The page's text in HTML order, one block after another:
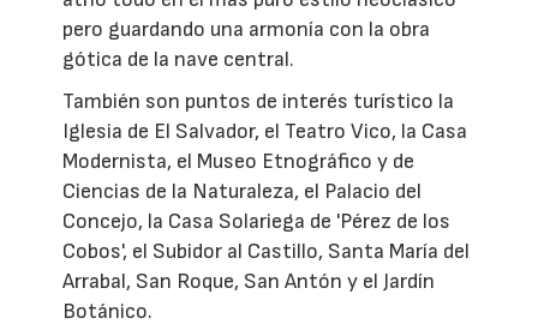
pero guardando una armonía con la obra
gótica de la nave central.
También son puntos de interés turístico la
Iglesia de El Salvador, el Teatro Vico, la Casa
Modernista, el Museo Etnográfico y de
Ciencias de la Naturaleza, el Palacio del
Concejo, la Casa Solariega de 'Pérez de los
Cobos', el Subidor al Castillo, Santa María del
Arrabal, San Roque, San Antón y el Jardín
Botánico.